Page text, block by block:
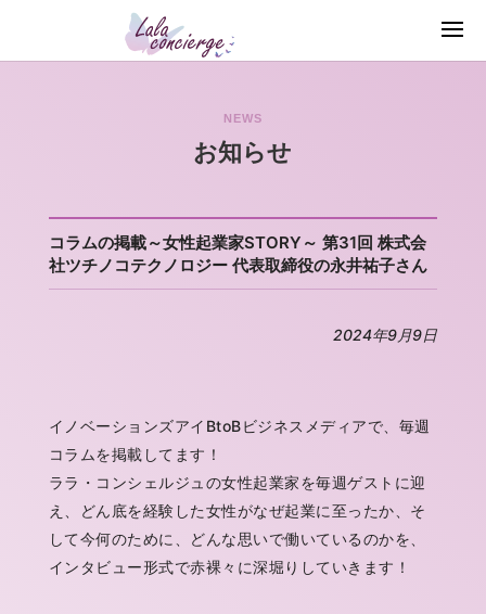
NEWS
お知らせ
コラムの掲載～女性起業家STORY～ 第31回 株式会
社ツチノコテクノロジー 代表取締役の永井祐子さん
2024年9月9日
イノベーションズアイBtoBビジネスメディアで、毎週
コラムを掲載してます！
ララ・コンシェルジュの女性起業家を毎週ゲストに迎
え、どん底を経験した女性がなぜ起業に至ったか、そ
して今何のために、どんな思いで働いているのかを、
インタビュー形式で赤裸々に深堀りしていきます！